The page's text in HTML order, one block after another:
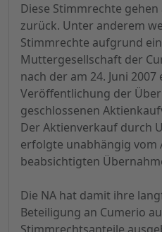
Diese Stimmrechte
zurück. Unter anderem
Stimmrechte aufgrund
Muttergesellschaft der
nach der am 24. Juni
Veröffentlichung der
geschlossenen
Der Aktienverkauf durch
erfolgte unabhängig vom
beabsichtigten
Die NA hat damit ihre
Beteiligung an Cumerio